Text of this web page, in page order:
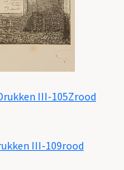
III-105Zrood
III-109rood